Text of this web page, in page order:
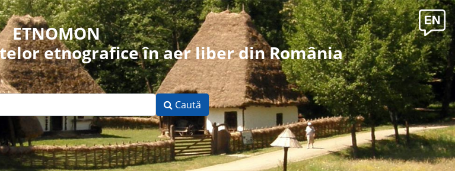
ETNOMON
etnografice în aer liber din România
Caută